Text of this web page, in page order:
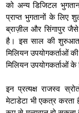
को अन्य डिजिटल
प्राप्त भुगतानों के लिए
ब्राज़ील और सिंगापुर जैसे
है। इस साल की
मिलियन उपयोगकर्ताओं
मिलियन उपयोगकर्ताओं
इन प्रत्यक्ष राजस्व
मेटाडेटा भी एकत्र करता